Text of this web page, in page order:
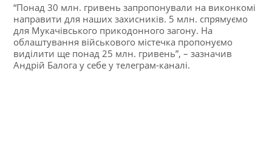
“Понад 30 млн. гривень запропонували на виконкомі
направити для наших захисників. 5 млн. спрямуємо
для Мукачівського прикодонного загону. На
облаштування військового містечка пропонуємо
виділити ще понад 25 млн. гривень”, – зазначив
Андрій Балога у себе у телеграм-каналі.